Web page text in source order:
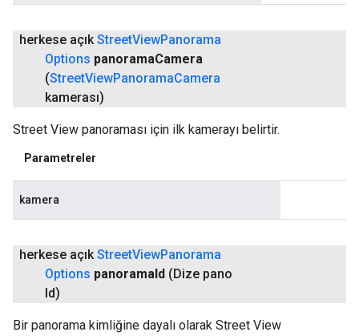
herkese açıkStreetViewPanorama
Options panoramaCamera
(StreetViewPanoramaCamera
kamerası)
Street View panoraması için ilk kamerayı belirtir.
Parametreler
kamera
herkese açıkStreetViewPanorama
Options panorama Id (Dize pano
Id)
Bir panorama kimliğine dayalı olarak Street View